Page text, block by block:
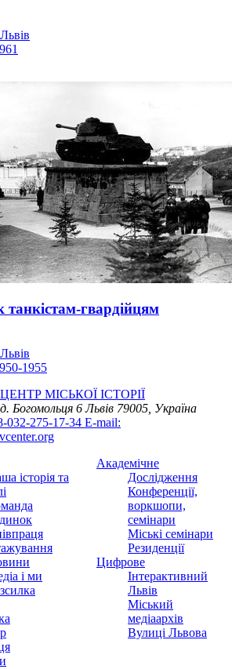
Львів
гвардійцям
Львів
1955
ЦЕНТР МІСЬКОЇ ІСТОРІЇ
Богомольця 6Львів 79005, Україна
032-275-17-34 E-mail:
історія та
і ми
Академічне
Дослідження
Конференції,
воркшопи,
семінари
Міські семінари
Резиденції
Цифрове
Інтерактивний
Львів
Міський
медіаархів
Вулиці Львова